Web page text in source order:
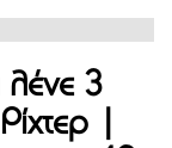
λένε 3
|